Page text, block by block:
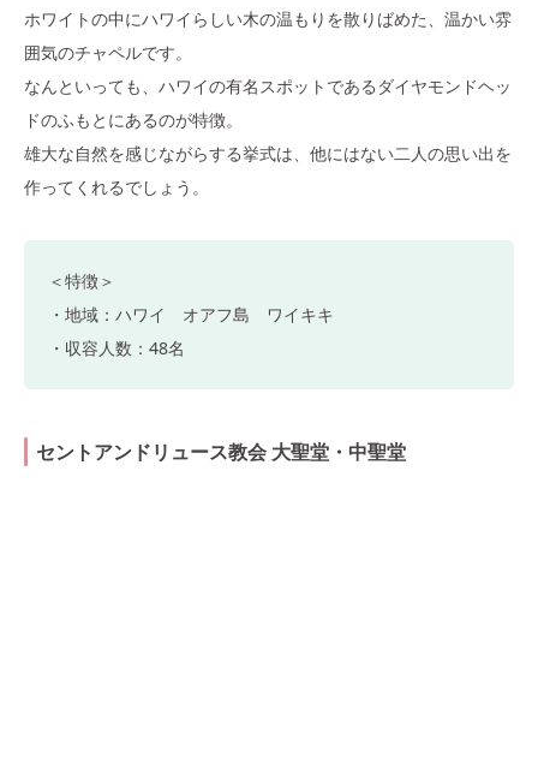
ホワイトの中にハワイらしい木の温もりを散りばめた、温かい雰
囲気のチャペルです。
なんといっても、ハワイの有名スポットであるダイヤモンドヘッ
ドのふもとにあるのが特徴。
雄大な自然を感じながらする挙式は、他にはない二人の思い出を
作ってくれるでしょう。
＜特徴＞
・地域：ハワイ オアフ島 ワイキキ
・収容人数：48名
セントアンドリュース教会 大聖堂・中聖堂